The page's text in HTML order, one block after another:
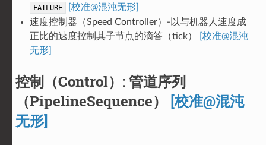
FAILURE
[校准@混沌无形]
速度控制器（Speed Controller）-以与机器人速度成
正比的速度控制其子节点的滴答（tick）
[校准@混沌
无形]
控制（Control）: 管道序列
（PipelineSequence） [校准@混沌
无形]